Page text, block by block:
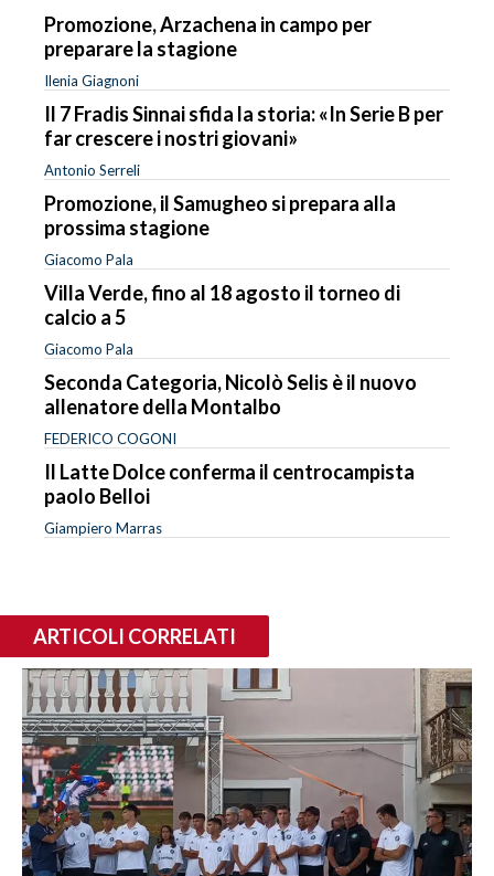
Promozione, Arzachena in campo per
preparare la stagione
Ilenia Giagnoni
Il 7 Fradis Sinnai sfida la storia: «In Serie B per
far crescere i nostri giovani»
Antonio Serreli
Promozione, il Samugheo si prepara alla
prossima stagione
Giacomo Pala
Villa Verde, fino al 18 agosto il torneo di
calcio a 5
Giacomo Pala
Seconda Categoria, Nicolò Selis è il nuovo
allenatore della Montalbo
FEDERICO COGONI
Il Latte Dolce conferma il centrocampista
paolo Belloi
Giampiero Marras
ARTICOLI CORRELATI